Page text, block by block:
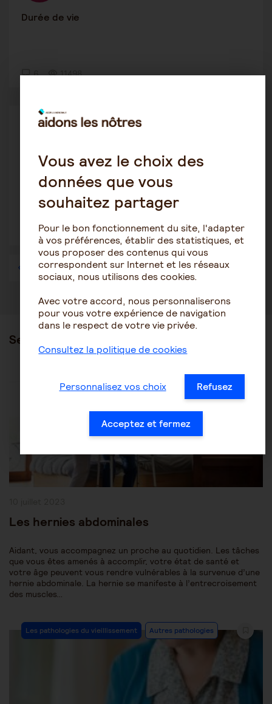
Durée de vie
6 11498
Maladie lewy
2728
1 … 27 28 29 30 31 32 33 … 36
Ses articles
Category:
Les pathologies du vieillissement Autres pathologies
Les hernies abdominales
Aidant, vous accompagnez un proche au quotidien. Les tâches
que vous êtes amenés à accomplir, votre état de santé et
votre âge peuvent vous rendre vulnérables à la survenue d’une
hernie abdominale. La hernie se manifeste à l’entrecroisement
des muscles…
Post
Category:
Les pathologies du vieillissement Autres pathologies
Vous avez le choix des
données que vous
souhaitez partager
Pour le bon fonctionnement du site, l'adapter
à vos préférences, établir des statistiques, et
vous proposer des contenus qui vous
correspondent sur Internet et les réseaux
sociaux, nous utilisons des cookies.
Avec votre accord, nous personnaliserons
pour vous votre expérience de navigation
dans le respect de votre vie privée.
Consultez la politique de cookies
Personnalisez vos choix Refusez
Acceptez et fermez